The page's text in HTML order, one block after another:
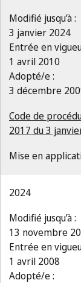
Modifié jusqu’à :
3 janvier 2024
Entrée en
1 avril 2010
Adopté/e :
3 décembre
Code de
2017 du 3
Mise en
2024
Modifié jusqu’à :
13 novembre
Entrée en
1 avril 2008
Adopté/e :